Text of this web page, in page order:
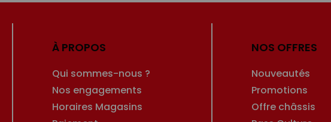
À PROPOS
Qui sommes-nous ?
Nos engagements
Horaires Magasins
NOS OFFRES
Nouveautés
Promotions
Offre châssis